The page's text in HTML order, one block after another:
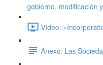
gobierno, modificación
Vídeo:
Anexo: Las